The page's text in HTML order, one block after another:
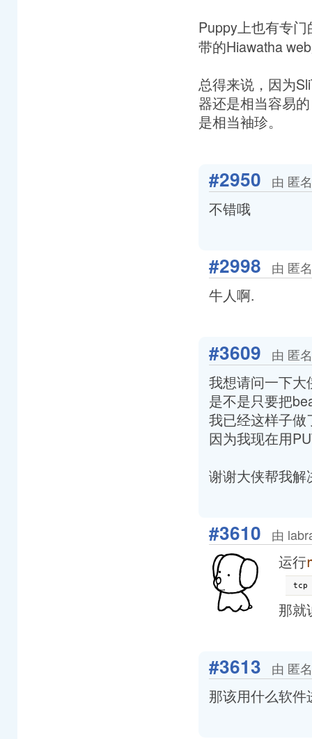
Puppy上也有专门
带的Hiawatha
总得来说，因为
器还是相当容易
是相当袖珍。
#2950 由 匿
不错哦
#2998 由 匿
牛人啊.
#3609 由 匿
我想请问一下大
是不是只要把
我已经这样子
因为我现在用
谢谢大侠帮我解
#3610 由
运行
那就
#3613 由 匿
那该用什么软